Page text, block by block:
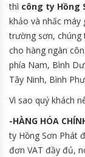
thì công ty Hồng
khảo và nhấc máy
trường sơn, chúng
cho hàng ngàn
phía Nam, Bình
Tây Ninh, Bình
Vì sao quý khách
-HÀNG HÓA
ty Hồng Sơn Phát
đơn VAT đầy đủ,